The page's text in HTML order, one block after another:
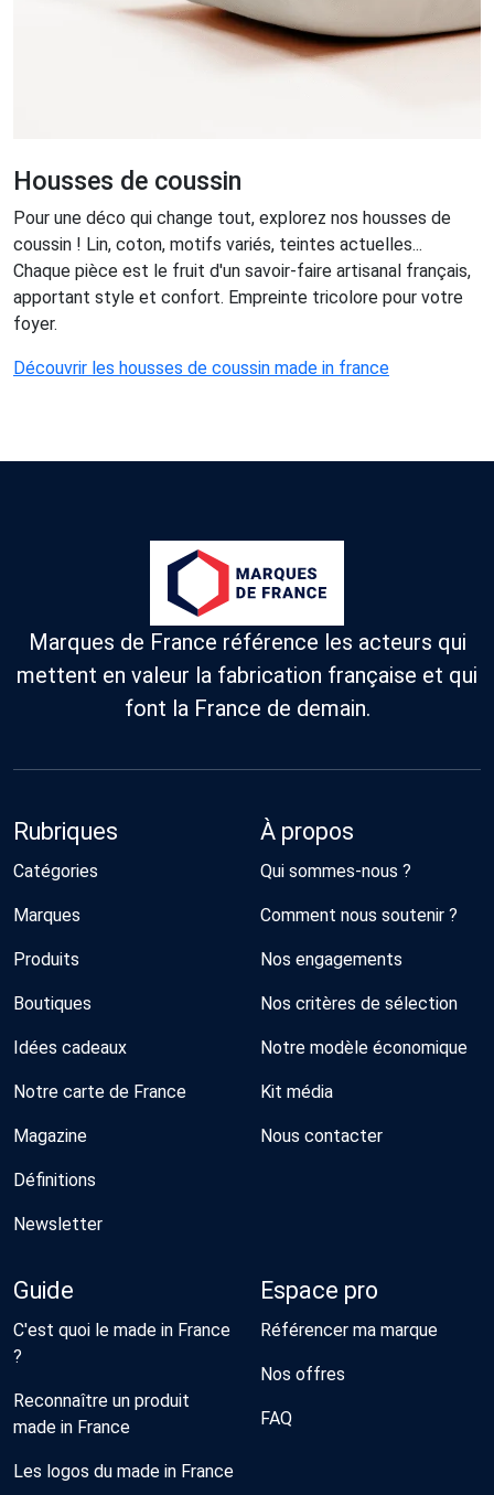
Housses de coussin
Pour une déco qui change tout, explorez nos housses de
coussin ! Lin, coton, motifs variés, teintes actuelles...
Chaque pièce est le fruit d'un savoir-faire artisanal français,
apportant style et confort. Empreinte tricolore pour votre
foyer.
Découvrir les housses de coussin made in france
Marques de France référence les acteurs qui
mettent en valeur la fabrication française et qui
font la France de demain.
Rubriques
Catégories
Marques
Produits
Boutiques
Idées cadeaux
Notre carte de France
Magazine
Définitions
Newsletter
À propos
Qui sommes-nous ?
Comment nous soutenir ?
Nos engagements
Nos critères de sélection
Notre modèle économique
Kit média
Nous contacter
Guide
C'est quoi le made in France
?
Reconnaître un produit
made in France
Les logos du made in France
Espace pro
Référencer ma marque
Nos offres
FAQ